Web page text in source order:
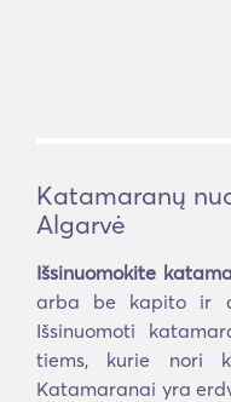
Katamaranų
Algarvė
Išsinuomokite
arba be kapito ir
Išsinuomoti
tiems, kurie nori
Katamaranai yra